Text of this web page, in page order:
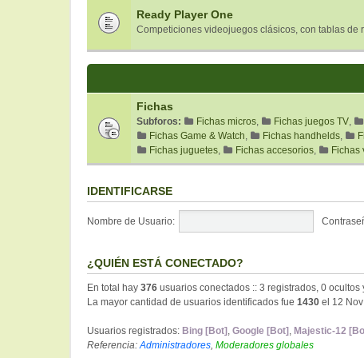
Ready Player One
Competiciones videojuegos clásicos, con tablas de
Fichas
Subforos: Fichas micros, Fichas juegos TV,
Fichas Game & Watch, Fichas handhelds,
Fichas juguetes, Fichas accesorios, Fichas
IDENTIFICARSE
Nombre de Usuario:
¿QUIÉN ESTÁ CONECTADO?
En total hay 376 usuarios conectados :: 3 registrados, 0
La mayor cantidad de usuarios identificados fue 1430 el 12
Usuarios registrados: Bing [Bot] , Google [Bot] , Majestic-12
Referencia:Administradores, Moderadores globales